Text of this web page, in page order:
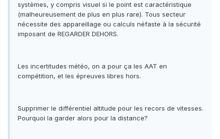
systèmes, y compris visuel si le point est caractéristique
(malheureusement de plus en plus rare). Tous secteur
nécessite des appareillage ou calculs néfaste à la sécurité
imposant de REGARDER DEHORS.
Les incertitudes météo, on a pour ça les AAT en
compétition, et les épreuves libres hors.
Supprimer le différentiel altitude pour les recors de vitesses.
Pourquoi la garder alors pour la distance?